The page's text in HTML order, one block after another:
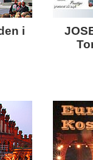
i